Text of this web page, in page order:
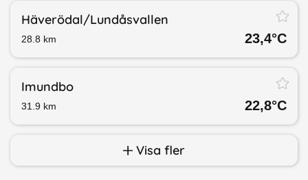
Häverödal/​Lundåsvallen
28.8 km 23,4°C
Imundbo
31.9 km 22,8°C
Visa fler